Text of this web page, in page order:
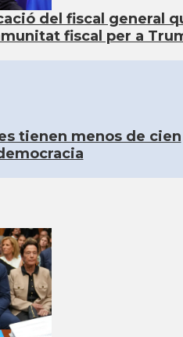
Catalans a SEATTLE
Catalans a TAMPA
Catalans a UTAH
Catalans a VIRGINIA
a WASHINGTON DC
del fiscal general
fiscal per a
tienen menos de cien